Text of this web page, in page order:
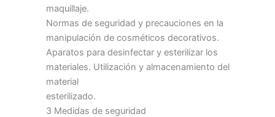
maquillaje.
Normas de seguridad y precauciones en la
manipulación de cosméticos decorativos.
Aparatos para desinfectar y esterilizar los
materiales. Utilización y almacenamiento del
material
esterilizado.
3 Medidas de seguridad